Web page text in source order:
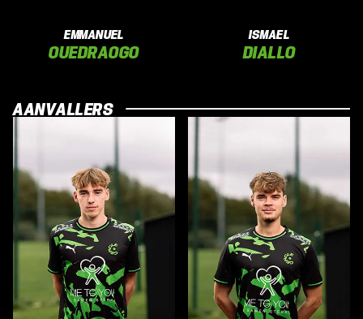
EMMANUEL
OUEDRAOGO
ISMAEL
DIALLO
AANVALLERS